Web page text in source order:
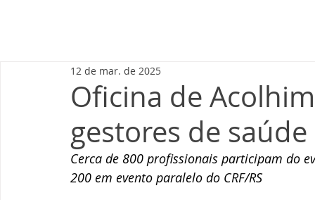
Oficina de
gestores de
12 de mar. de 2025
Cerca de 800 profissionais participam do
200 em evento paralelo do CRF/RS